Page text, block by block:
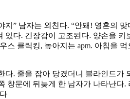
” 남자는 외친다. “안돼! 영혼의
다. 긴장감이 고조된다. 양손을
클릭킹, 높아지는 apm. 아침을 먹
. 줄을 잡아 당겼더니 블라인드가
문에 뒤늦게 한 남자가 나타난